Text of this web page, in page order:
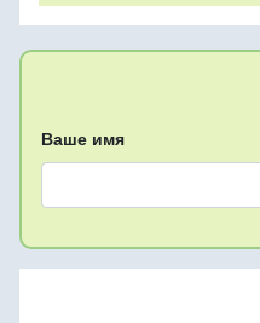
Ваше имя